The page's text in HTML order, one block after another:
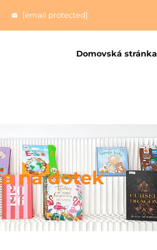
[email protected]
Domovská stránka
na dotek